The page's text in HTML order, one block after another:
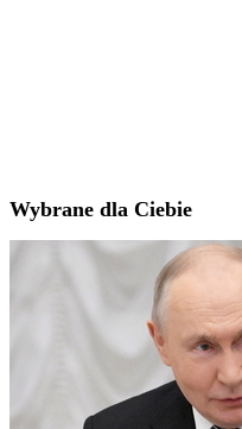
Wybrane dla Ciebie